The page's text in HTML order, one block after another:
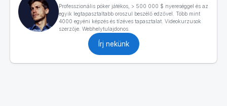
Professzionális póker játékos, > 500 000 $ nyereséggel és az
egyik legtapasztaltabb oroszul beszélő edzővel. Több mint
4000 egyéni képzés és tízéves tapasztalat. Videokurzusok
szerzője. Webhelytulajdonos.
Írj nekünk